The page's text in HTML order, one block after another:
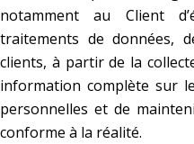
notamment au Client
traitements de données,
clients, à partir de la
information complète sur
personnelles et de
conforme à la réalité.